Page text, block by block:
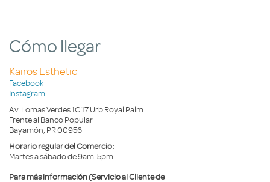
Cómo llegar
Kairos Esthetic
Facebook
Instagram
Av. Lomas Verdes 1C 17 Urb Royal Palm
Frente al Banco Popular
Bayamón, PR 00956
Horario regular del Comercio:
Martes a sábado de 9am-5pm
Para más información (Servicio al Cliente de